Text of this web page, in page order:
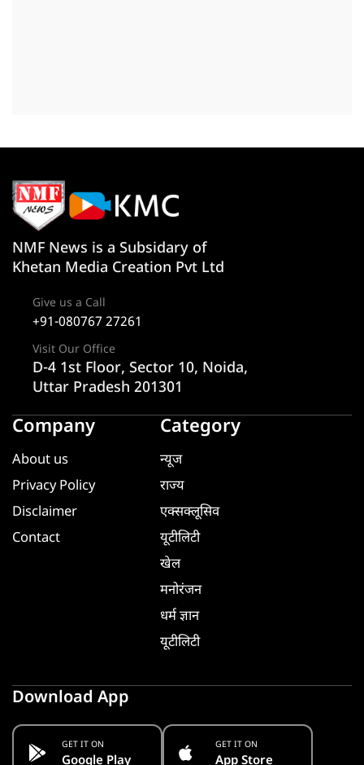
NMF News is a Subsidary of
Khetan Media Creation Pvt Ltd
Give us a Call
+91-080767 27261
Visit Our Office
D-4 1st Floor, Sector 10, Noida,
Uttar Pradesh 201301
Company
About us
Privacy Policy
Disclaimer
Contact
Category
न्यूज
राज्य
एक्सक्लूसिव
यूटीलिटी
खेल
मनोरंजन
धर्म ज्ञान
यूटीलिटी
Download App
GET IT ON
Google Play
GET IT ON
App Store